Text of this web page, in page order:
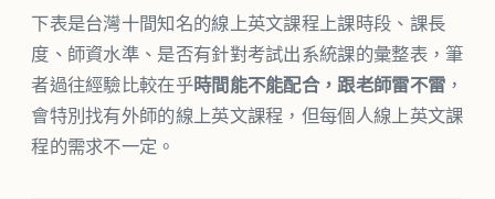
下表是台灣十間知名的線上英文課程上課時段、課長
度、師資水準、是否有針對考試出系統課的彙整表，筆
者過往經驗比較在乎時間能不能配合，跟老師雷不雷 ，
會特別找有外師的線上英文課程，但每個人線上英文課
程的需求不一定。